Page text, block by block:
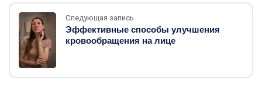
Следующая запись
Эффективные способы улучшения
кровообращения на лице